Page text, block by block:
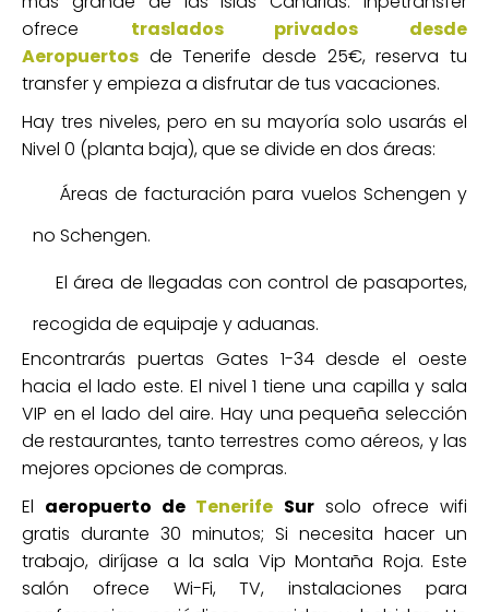
ofrece traslados privados desde
Aeropuertos de Tenerife desde 25€, reserva tu
transfer y empieza a disfrutar de tus vacaciones.
Hay tres niveles, pero en su mayoría solo usarás el
Nivel 0 (planta baja), que se divide en dos áreas:
Áreas de facturación para vuelos Schengen y
no Schengen.
El área de llegadas con control de pasaportes,
recogida de equipaje y aduanas.
Encontrarás puertas Gates 1-34 desde el oeste
hacia el lado este. El nivel 1 tiene una capilla y sala
VIP en el lado del aire. Hay una pequeña selección
de restaurantes, tanto terrestres como aéreos, y las
mejores opciones de compras.
El aeropuerto de Tenerife Sursolo ofrece wifi
gratis durante 30 minutos; Si necesita hacer un
trabajo, diríjase a la sala Vip Montaña Roja. Este
salón ofrece Wi-Fi, TV, instalaciones para